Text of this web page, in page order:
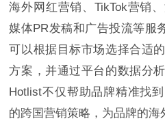
海外网红营销、TikTok营销
媒体PR发稿和广告投流等服
可以根据目标市场选择合适
方案，并通过平台的数据分
Hotlist不仅帮助品牌精准找
的跨国营销策略，为品牌的海